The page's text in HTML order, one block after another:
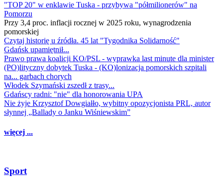
"TOP 20" w enklawie Tuska - przybywa "półmilionerów" na
Pomorzu
Przy 3,4 proc. inflacji rocznej w 2025 roku, wynagrodzenia
pomorskiej
Czytaj historię u źródła. 45 lat "Tygodnika Solidarność"
Gdańsk upamiętnił...
Prawo prawa koalicji KO/PSL - wyprawka last minute dla minister
(PO)lityczny dobytek Tuska - (KO)lonizacja pomorskich szpitali
na... garbach chorych
Włodek Szymański zszedł z trasy...
Gdańscy radni: "nie" dla honorowania UPA
Nie żyje Krzysztof Dowgiałło, wybitny opozycjonista PRL, autor
słynnej „Ballady o Janku Wiśniewskim”
więcej ...
Sport